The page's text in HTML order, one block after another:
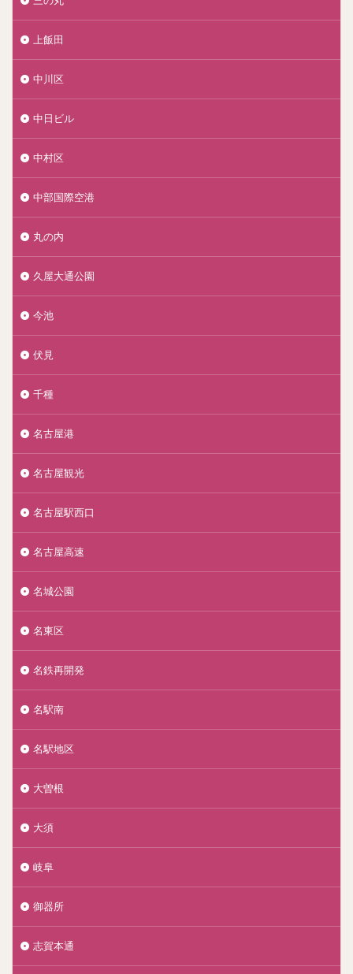
上飯田
中川区
中日ビル
中村区
中部国際空港
丸の内
久屋大通公園
今池
伏見
千種
名古屋港
名古屋観光
名古屋駅西口
名古屋高速
名城公園
名東区
名鉄再開発
名駅南
名駅地区
大曽根
大須
岐阜
御器所
志賀本通